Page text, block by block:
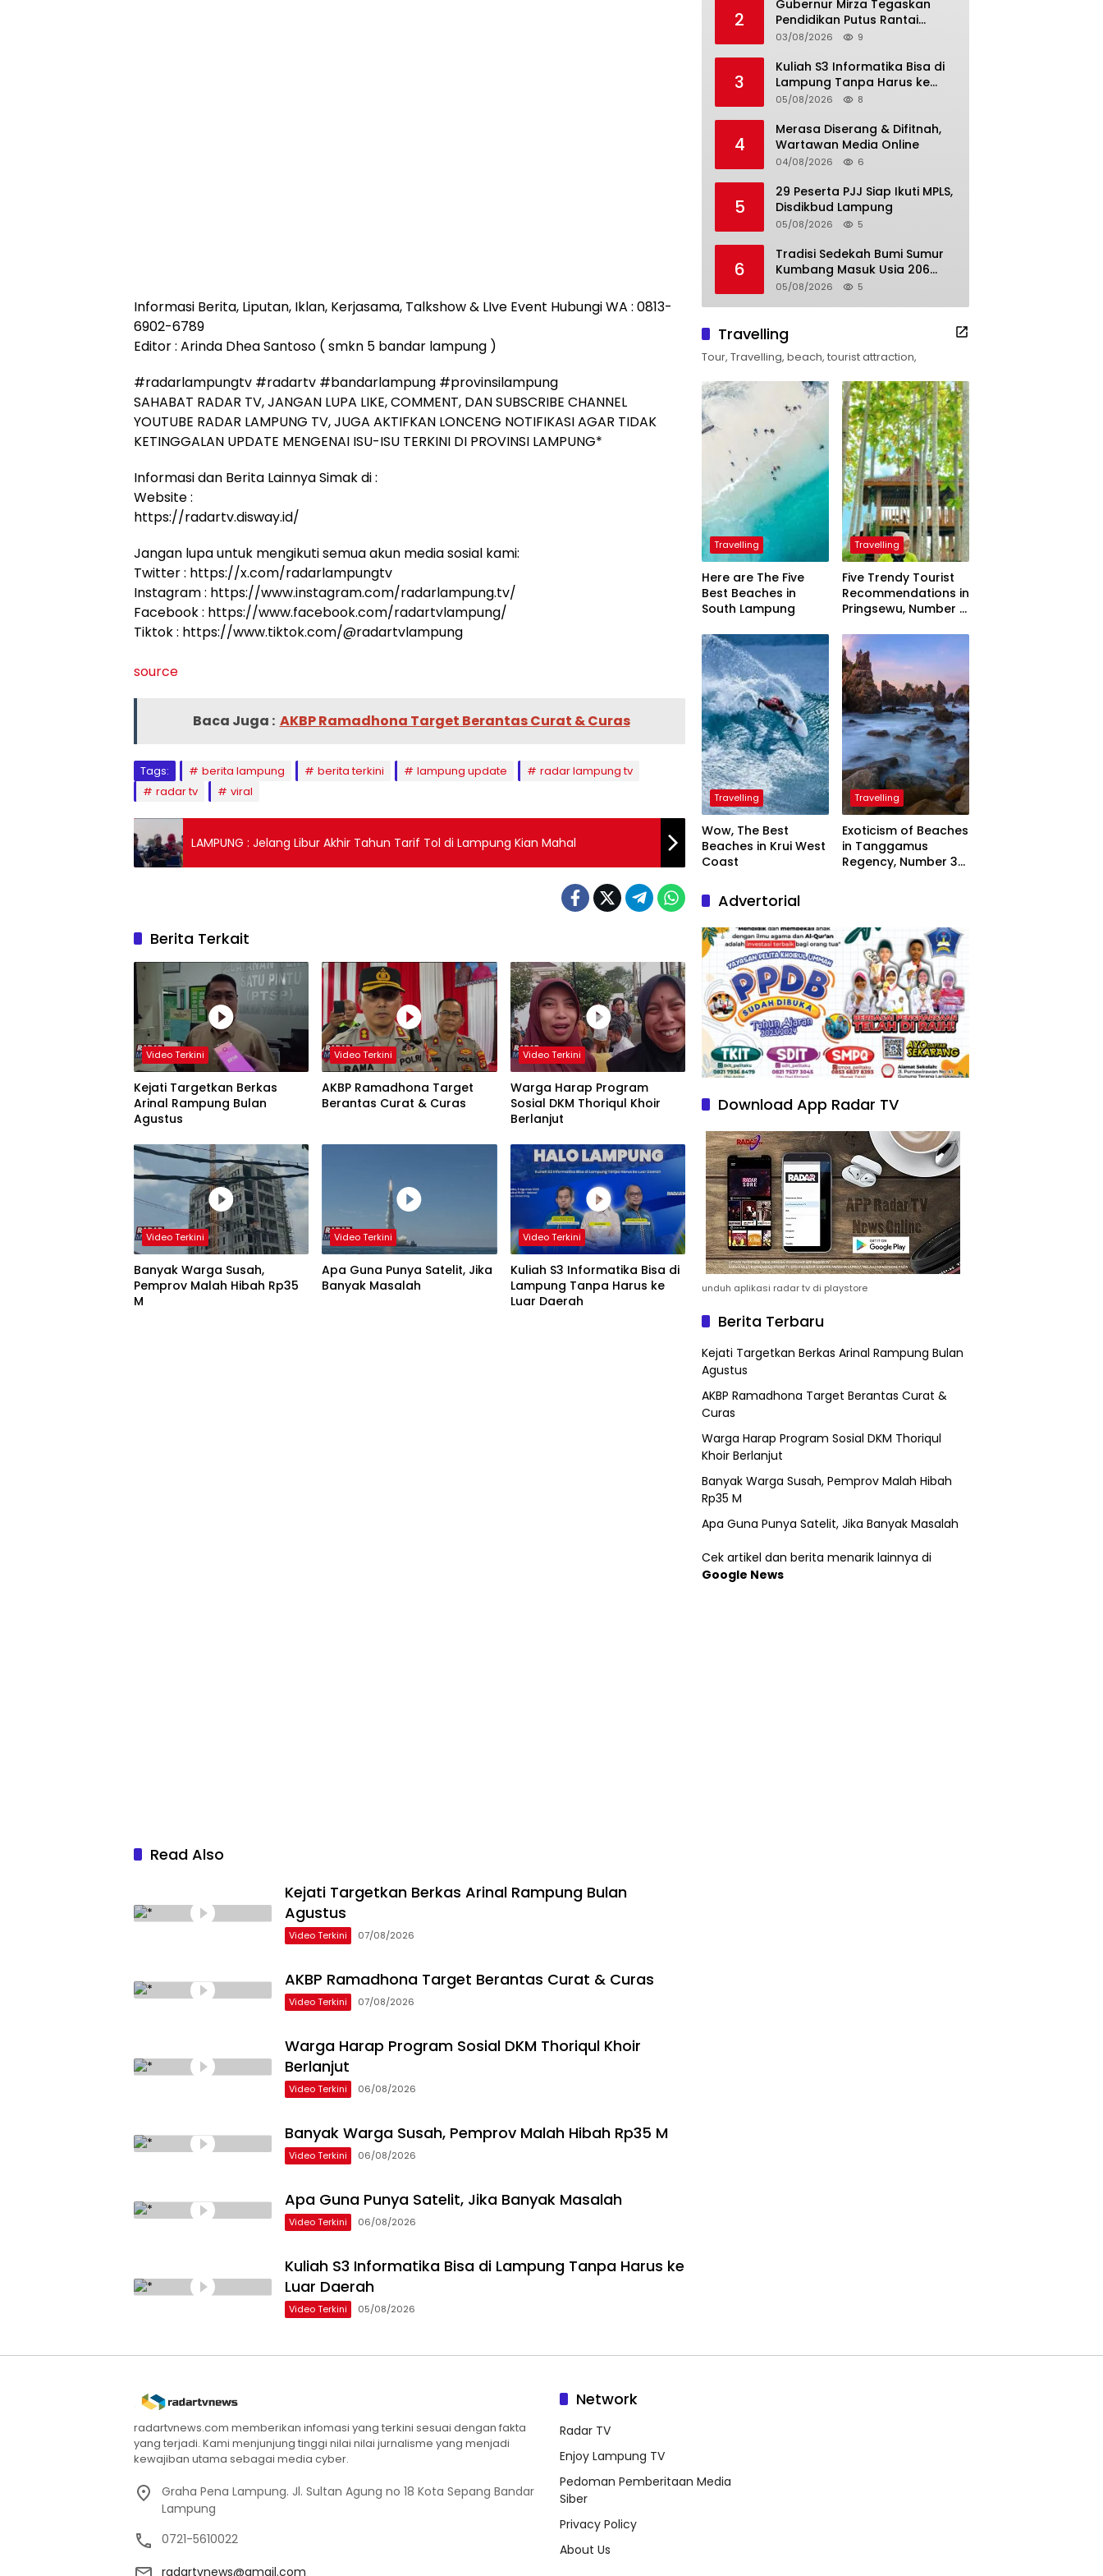
Informasi Berita, Liputan, Iklan, Kerjasama, Talkshow & LIve Event Hubungi WA : 0813-
6902-6789
Editor : Arinda Dhea Santoso ( smkn 5 bandar lampung )
#radarlampungtv #radartv #bandarlampung #provinsilampung
SAHABAT RADAR TV, JANGAN LUPA LIKE, COMMENT, DAN SUBSCRIBE CHANNEL
YOUTUBE RADAR LAMPUNG TV, JUGA AKTIFKAN LONCENG NOTIFIKASI AGAR TIDAK
KETINGGALAN UPDATE MENGENAI ISU-ISU TERKINI DI PROVINSI LAMPUNG*
Informasi dan Berita Lainnya Simak di :
Website :
https://radartv.disway.id/
Jangan lupa untuk mengikuti semua akun media sosial kami:
Twitter : https://x.com/radarlampungtv
Instagram : https://www.instagram.com/radarlampung.tv/
Facebook : https://www.facebook.com/radartvlampung/
Tiktok : https://www.tiktok.com/@radartvlampung
source
Baca Juga : AKBP Ramadhona Target Berantas Curat & Curas
Tags: berita lampung berita terkini lampung update
radar lampung tv
radar tv
viral
LAMPUNG : Jelang Libur Akhir Tahun Tarif Tol di Lampung Kian Mahal
Berita Terkait
Video Terkini
Kejati Targetkan Berkas
Arinal Rampung Bulan
Agustus
Video Terkini
AKBP Ramadhona Target
Berantas Curat & Curas
Video Terkini
Warga Harap Program
Sosial DKM Thoriqul Khoir
Berlanjut
Video Terkini
Banyak Warga Susah,
Pemprov Malah Hibah Rp35
M
Video Terkini
Apa Guna Punya Satelit, Jika
Banyak Masalah
Video Terkini
Kuliah S3 Informatika Bisa di
Lampung Tanpa Harus ke
Luar Daerah
Read Also
Kejati Targetkan Berkas Arinal Rampung Bulan
Agustus
Video Terkini 07/08/2026
AKBP Ramadhona Target Berantas Curat & Curas
Video Terkini 07/08/2026
Warga Harap Program Sosial DKM Thoriqul Khoir
Berlanjut
Video Terkini 06/08/2026
Banyak Warga Susah, Pemprov Malah Hibah Rp35 M
Video Terkini 06/08/2026
Apa Guna Punya Satelit, Jika Banyak Masalah
Video Terkini 06/08/2026
Kuliah S3 Informatika Bisa di Lampung Tanpa Harus ke
Luar Daerah
Video Terkini 05/08/2026
2
Gubernur Mirza Tegaskan
Pendidikan Putus Rantai
Kemiskinan
03/08/2026 9
3
Kuliah S3 Informatika Bisa di
Lampung Tanpa Harus ke
Luar Daerah
05/08/2026 8
4
Merasa Diserang & Difitnah,
Wartawan Media Online
04/08/2026 6
5
29 Peserta PJJ Siap Ikuti MPLS,
Disdikbud Lampung
05/08/2026 5
6
Tradisi Sedekah Bumi Sumur
Kumbang Masuk Usia 206
Tahun
05/08/2026 5
Travelling
Tour, Travelling, beach, tourist attraction,
Travelling
Here are The Five
Best Beaches in
South Lampung
Travelling
Five Trendy Tourist
Recommendations in
Pringsewu, Number 3
President
Travelling
Wow, The Best
Beaches in Krui West
Coast
Travelling
Exoticism of Beaches
in Tanggamus
Regency, Number 3
Advertorial
Download App Radar TV
unduh aplikasi radar tv di playstore
Berita Terbaru
Kejati Targetkan Berkas Arinal Rampung Bulan
Agustus
AKBP Ramadhona Target Berantas Curat &
Curas
Warga Harap Program Sosial DKM Thoriqul
Khoir Berlanjut
Banyak Warga Susah, Pemprov Malah Hibah
Rp35 M
Apa Guna Punya Satelit, Jika Banyak Masalah
Cek artikel dan berita menarik lainnya di
Google News
radartvnews.com memberikan infomasi yang terkini sesuai dengan fakta
yang terjadi. Kami menjunjung tinggi nilai nilai jurnalisme yang menjadi
kewajiban utama sebagai media cyber.
Graha Pena Lampung. Jl. Sultan Agung no 18 Kota Sepang Bandar
Lampung
0721-5610022
radartvnews@gmail.com
Network
Radar TV
Enjoy Lampung TV
Pedoman Pemberitaan Media
Siber
Privacy Policy
About Us